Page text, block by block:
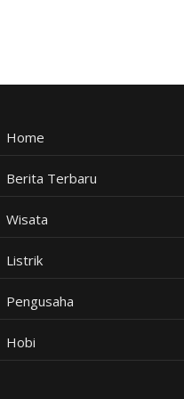
Home
Berita Terbaru
Wisata
Listrik
Pengusaha
Hobi